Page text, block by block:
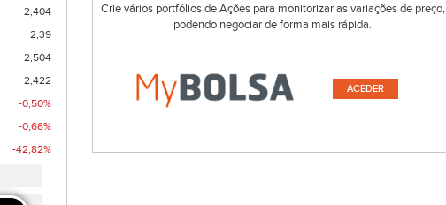
2,404
2,39
2,504
2,422
-0,50%
-0,66%
-42,82%
Crie vários portfólios de Ações para monitorizar as variações de preço,
podendo negociar de forma mais rápida.
ACEDER